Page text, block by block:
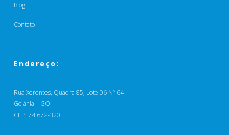
Blog
Contato
Endereço:
Rua Xerentes, Quadra 85, Lote 06 Nº 64
Goiânia – GO
CEP: 74.672-320